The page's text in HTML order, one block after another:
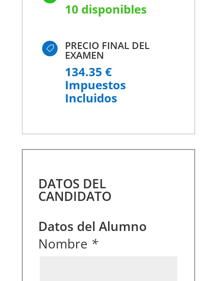
10 disponibles
 PRECIO FINAL DEL
EXAMEN
134.35 €
Impuestos
Incluidos
DATOS DEL
CANDIDATO
Datos del Alumno
Nombre *